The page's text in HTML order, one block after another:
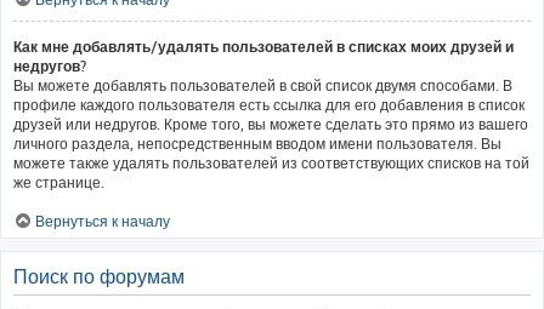
Как мне добавлять/удалять пользователей в списках моих друзей и
недругов?
Вы можете добавлять пользователей в свой список двумя способами. В
профиле каждого пользователя есть ссылка для его добавления в список
друзей или недругов. Кроме того, вы можете сделать это прямо из вашего
личного раздела, непосредственным вводом имени пользователя. Вы
можете также удалять пользователей из соответствующих списков на той
же странице.
Вернуться к началу
Поиск по форумам